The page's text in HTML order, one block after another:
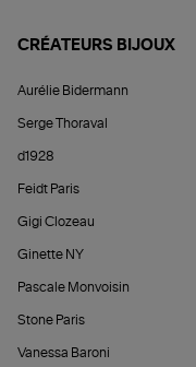
CRÉATEURS BIJOUX
Aurélie Bidermann
Serge Thoraval
d1928
Feidt Paris
Gigi Clozeau
Ginette NY
Pascale Monvoisin
Stone Paris
Vanessa Baroni